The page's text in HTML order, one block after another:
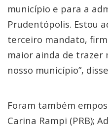
município e para a
Prudentópolis. Estou
terceiro mandato,
maior ainda de trazer
nosso município”,
Foram também
Carina Rampi (PRB);